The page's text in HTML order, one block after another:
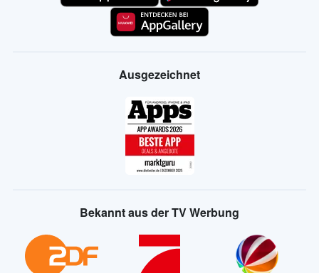
Ausgezeichnet
Bekannt aus der TV Werbung